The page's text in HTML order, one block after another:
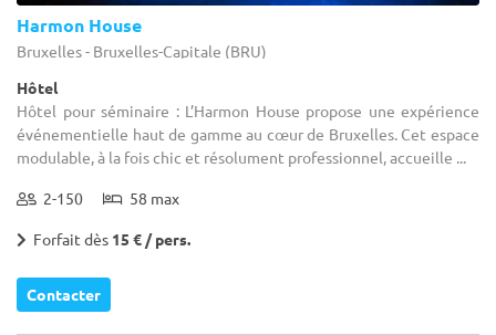
Harmon House
Bruxelles - Bruxelles-Capitale (BRU)
Hôtel
Hôtel pour séminaire : L’Harmon House propose une expérience
événementielle haut de gamme au cœur de Bruxelles. Cet espace
modulable, à la fois chic et résolument professionnel, accueille ...
2-150 58 max
Forfait dès 15 € / pers.
Contacter